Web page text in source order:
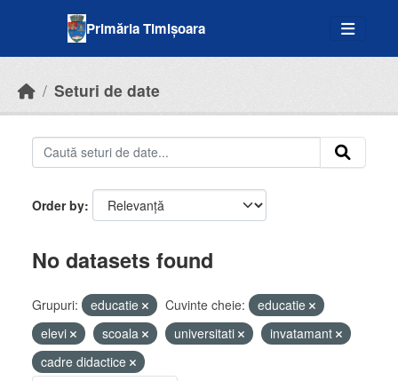
Primăria Timișoara
Seturi de date
Order by
No datasets found
Grupuri: educatie Cuvinte cheie:
educatie
elevi
scoala universitati
invatamant
cadre didactice